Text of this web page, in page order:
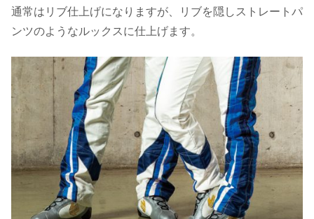
通常はリブ仕上げになりますが、リブを隠しストレートパ
ンツのようなルックスに仕上げます。